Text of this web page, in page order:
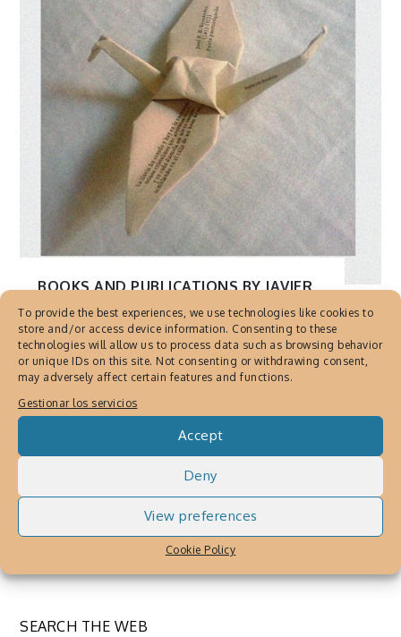
To provide the best experiences, we use technologies like cookies to
store and/or access device information. Consenting to these
technologies will allow us to process data such as browsing behavior
or unique IDs on this site. Not consenting or withdrawing consent,
may adversely affect certain features and functions.
Gestionar los servicios
Accept
Deny
View preferences
Cookie Policy
BOOKS AND PUBLICATIONS BY JAVIER
MARTINEZ,DOBLECES POÉTICOS BY
JAVIER MARTINEZ,EDITORES CORTES
PRECISOS DE JAVIER MARTÍNEZ ,Javier
Martinez ART,POESÍA,PUBLICACIONES
LIBROS
Dobleces Poéticos, poesía y
origami por Javier Martínez
Julio 23, 2015 ByCronica Urbana
poesía vuela en las alas del origami alado.
SEARCH THE WEB